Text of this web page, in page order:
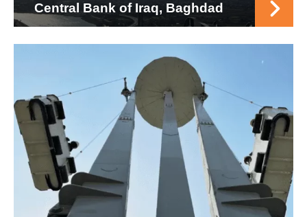
Central Bank of Iraq, Baghdad